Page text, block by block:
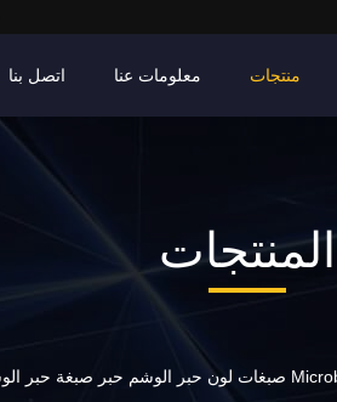
منتجات معلومات عنا اتصل بنا
المنتجات